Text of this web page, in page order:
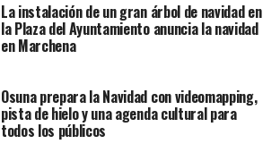
La instalación de un gran árbol de navidad en
la Plaza del Ayuntamiento anuncia la navidad
en Marchena
Osuna prepara la Navidad con videomapping,
pista de hielo y una agenda cultural para
todos los públicos